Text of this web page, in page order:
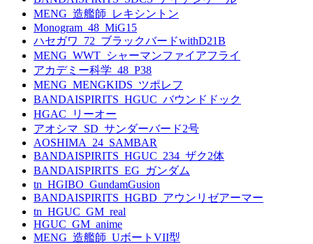
MENG_造艦師_レキシントン
Monogram_48_MiG15
ハセガワ_72_ブラックバードwithD21B
MENG_WWT_シャーマンファイアフライ
アカデミー科学_48_P38
MENG_MENGKIDS_ツポレフ
BANDAISPIRITS_HGUC_バウンドドック
HGAC_リーオー
アオシマ_SD_サンダーバード2号
AOSHIMA_24_SAMBAR
BANDAISPIRITS_HGUC_234_ザク2体
BANDAISPIRITS_EG_ガンダム
tn_HGIBO_GundamGusion
BANDAISPIRITS_HGBD_アウンリゼアーマー
tn_HGUC_GM_real
HGUC_GM_anime
MENG_造艦師_UボートVII型